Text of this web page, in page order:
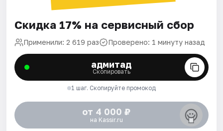
Скидка 17% на сервисный сбор
Применили: 2 619 раз Проверено: 1 минуту назад
адмитад
Скопировать
1 шаг. Скопируйте промокод
от 4 000 ₽
на Kassir.ru